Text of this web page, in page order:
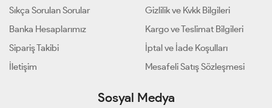
Sıkça Sorulan Sorular
Banka Hesaplarımız
Sipariş Takibi
İletişim
Gizlilik ve Kvkk Bilgileri
Kargo ve Teslimat Bilgileri
İptal ve İade Koşulları
Mesafeli Satış Sözleşmesi
Sosyal Medya